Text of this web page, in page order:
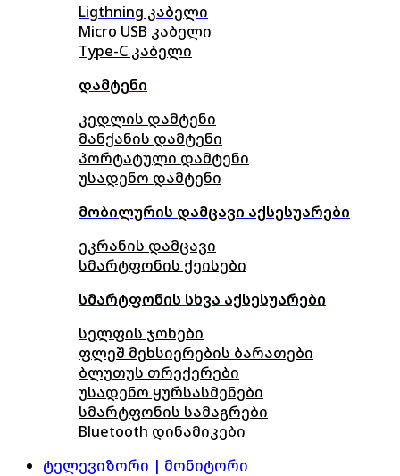
Ligthning კაბელი
Micro USB კაბელი
Type-C კაბელი
დამტენი
კედლის დამტენი
მანქანის დამტენი
პორტატული დამტენი
უსადენო დამტენი
მობილურის დამცავი აქსესუარები
ეკრანის დამცავი
სმარტფონის ქეისები
სმარტფონის სხვა აქსესუარები
სელფის ჯოხები
ფლეშ მეხსიერების ბარათები
ბლუთუს თრექერები
უსადენო ყურსასმენები
სმარტფონის სამაგრები
Bluetooth დინამიკები
ტელევიზორი | მონიტორი